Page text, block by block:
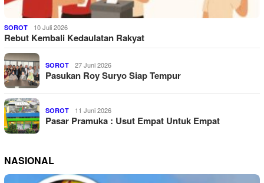
SOROT 10 Juli 2026
Rebut Kembali Kedaulatan Rakyat
SOROT 27 Juni 2026
Pasukan Roy Suryo Siap Tempur
SOROT 11 Juni 2026
Pasar Pramuka : Usut Empat Untuk Empat
NASIONAL